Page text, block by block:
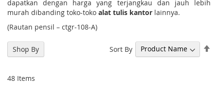
dapatkan dengan harga yang terjangkau dan jauh lebih
murah dibanding toko-toko alat tulis kantor lainnya.
(Rautan pensil – ctgr-108-A)
48 Items
Sort By
Shop By